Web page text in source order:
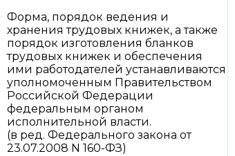
Форма, порядок ведения и
хранения трудовых книжек, а также
порядок изготовления бланков
трудовых книжек и обеспечения
ими работодателей устанавливаются
уполномоченным Правительством
Российской Федерации
федеральным органом
исполнительной власти.
(в ред. Федерального закона от
23.07.2008 N 160-ФЗ)